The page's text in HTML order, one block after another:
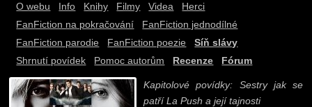
O webu Info Knihy Filmy Videa
Herci
FanFiction na pokračování
FanFiction jednodílné
FanFiction parodie
FanFiction poezie
Síň slávy
Shrnutí povídek
Pomoc autorům Recenze Fórum
Kapitolové povídky: Sestry jak se
patří La Push a její tajnosti